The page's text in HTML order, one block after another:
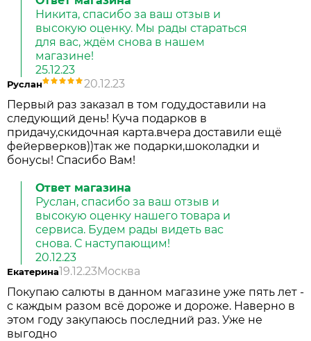
Никита, спасибо за ваш отзыв и
высокую оценку. Мы рады стараться
для вас, ждём снова в нашем
магазине!
25.12.23
Руслан
20.12.23
Первый раз заказал в том году,доставили на
следующий день! Куча подарков в
придачу,скидочная карта.вчера доставили ещё
фейерверков))так же подарки,шоколадки и
бонусы! Спасибо Вам!
Ответ магазина
Руслан, спасибо за ваш отзыв и
высокую оценку нашего товара и
сервиса. Будем рады видеть вас
снова. С наступающим!
20.12.23
Екатерина19.12.23Москва
Покупаю салюты в данном магазине уже пять лет -
с каждым разом всё дороже и дороже. Наверно в
этом году закупаюсь последний раз. Уже не
выгодно